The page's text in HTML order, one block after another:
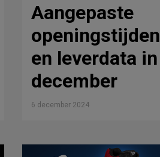
Aangepaste
openingstijden
en leverdata in
december
6 december 2024